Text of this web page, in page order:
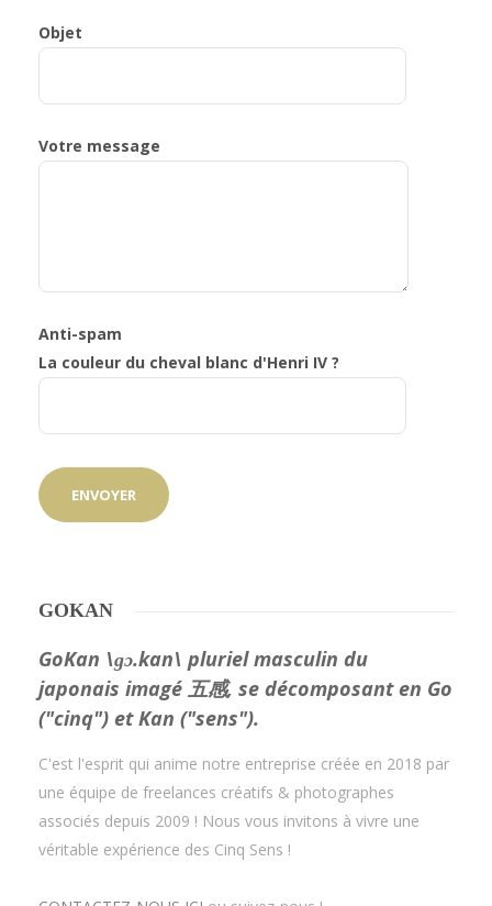
Objet
Votre message
Anti-spam
La couleur du cheval blanc d'Henri IV ?
GOKAN
GoKan \ɡɔ.kan\ pluriel masculin du
japonais imagé 五感, se décomposant en Go
("cinq") et Kan ("sens").
C'est l'esprit qui anime notre entreprise créée en 2018 par
une équipe de freelances créatifs & photographes
associés depuis 2009 ! Nous vous invitons à vivre une
véritable expérience des Cinq Sens !